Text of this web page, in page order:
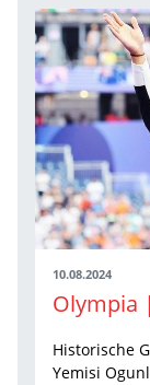
10.08.2024
Historische
Yemisi